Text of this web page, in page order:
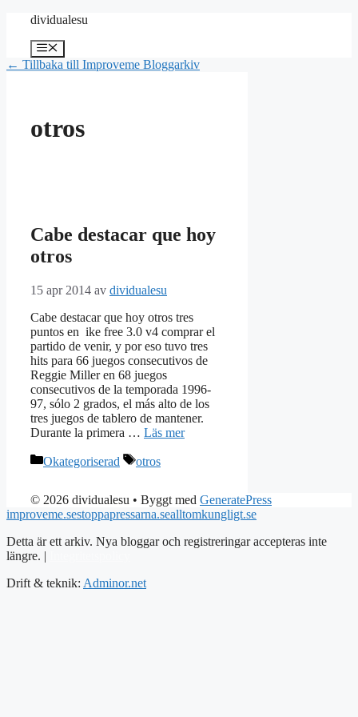
Hoppa
innehåll
dividualesu
Meny
← Tillbaka till Improveme Bloggarkiv
otros
Cabe destacar que hoy
otros
15 apr 2014 av dividualesu
Cabe destacar que hoy otros tres
puntos en ike free 3.0 v4 comprar el
partido de venir, y por eso tuvo tres
hits para 66 juegos consecutivos de
Reggie Miller en 68 juegos
consecutivos de la temporada 1996-
97, sólo 2 grados, el más alto de los
tres juegos de tablero de mantener.
Durante la primera … Läs mer
Kategorier
Okategoriserad Etiketter
otros
© 2026 dividualesu • Byggt med GeneratePress
improveme.sestoppapressarna.sealltomkungligt.se
Detta är ett arkiv. Nya bloggar och registreringar accepteras inte
längre. |
Drift & teknik: Adminor.net